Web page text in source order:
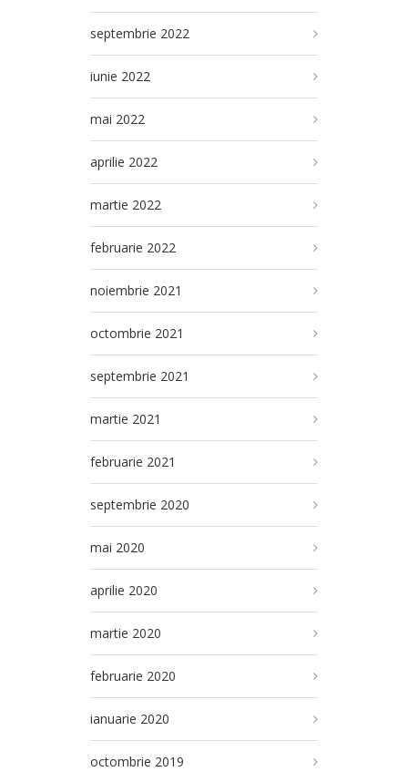
septembrie 2022
iunie 2022
mai 2022
aprilie 2022
martie 2022
februarie 2022
noiembrie 2021
octombrie 2021
septembrie 2021
martie 2021
februarie 2021
septembrie 2020
mai 2020
aprilie 2020
martie 2020
februarie 2020
ianuarie 2020
octombrie 2019